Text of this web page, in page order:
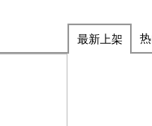
最新上架